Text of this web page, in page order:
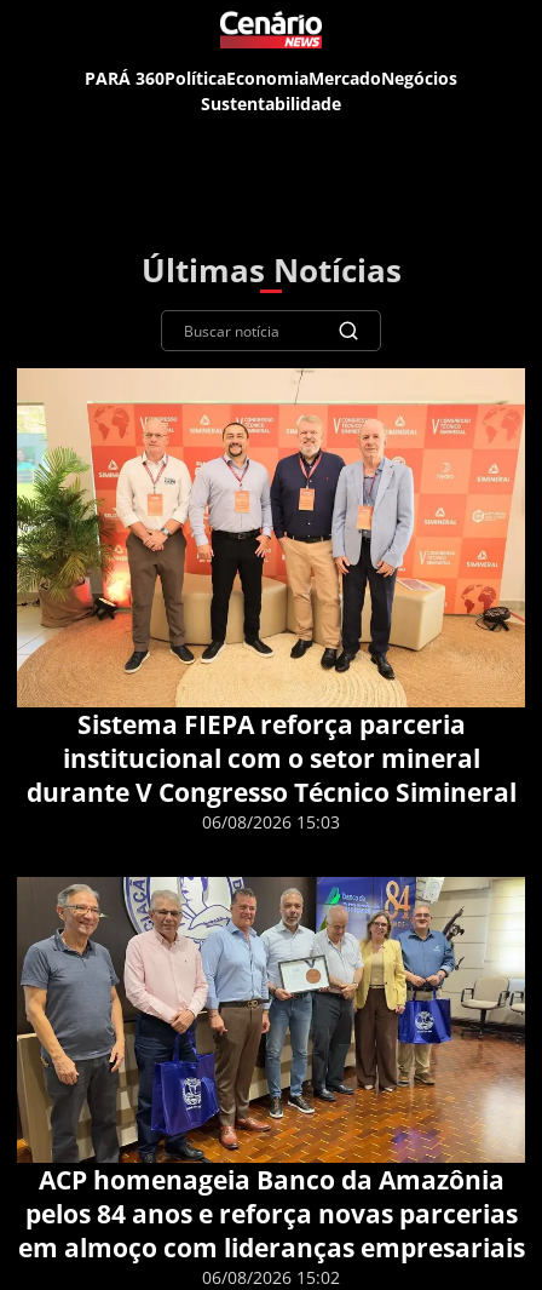
PARÁ 360PolíticaEconomiaMercadoNegócios
Sustentabilidade
Últimas Notícias
Sistema FIEPA reforça parceria
institucional com o setor mineral
durante V Congresso Técnico Simineral
06/08/2026 15:03
ACP homenageia Banco da Amazônia
pelos 84 anos e reforça novas parcerias
em almoço com lideranças empresariais
06/08/2026 15:02